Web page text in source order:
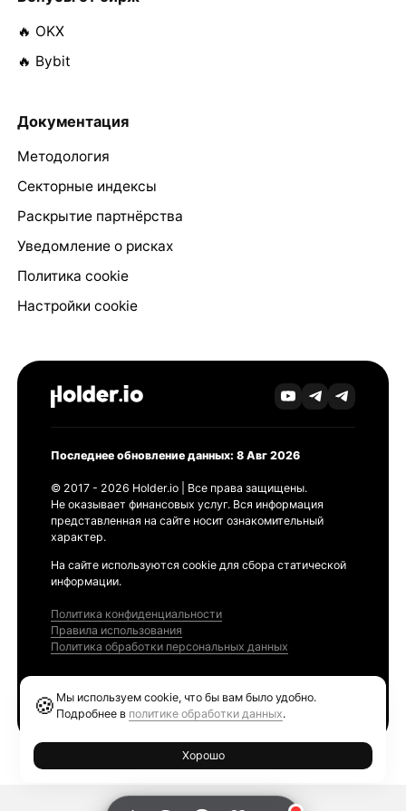
🔥 OKX
🔥 Bybit
Документация
Методология
Секторные индексы
Раскрытие партнёрства
Уведомление о рисках
Политика cookie
Настройки cookie
Последнее обновление данных: 8 Авг 2026
© 2017 - 2026 Holder.io | Все права защищены.
Не оказывает финансовых услуг. Вся информация
представленная на сайте носит ознакомительный
характер.
На сайте используются cookie для сбора статической
информации.
Политика конфиденциальности
Правила использования
Политика обработки персональных данных
🍪 Мы используем cookie, что бы вам было удобно.
Подробнее в политике обработки данных.
Хорошо
Ethereum GAS Tracker